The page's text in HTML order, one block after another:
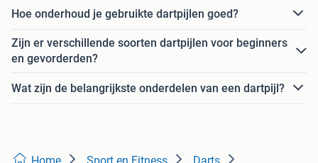
Hoe onderhoud je gebruikte dartpijlen goed?
Zijn er verschillende soorten dartpijlen voor beginners
en gevorderden?
Wat zijn de belangrijkste onderdelen van een dartpijl?